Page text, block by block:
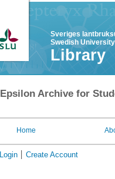
Sveriges
Swedish
Library
Epsilon Archive for
Home
Login Create Account